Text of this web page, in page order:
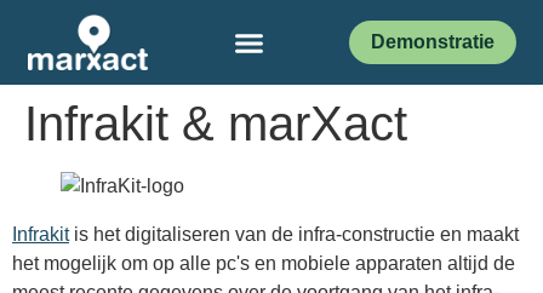
Demonstratie
Infrakit & marXact
Infrakitis het digitaliseren van de infra-constructie en maakt
het mogelijk om op alle pc's en mobiele apparaten altijd de